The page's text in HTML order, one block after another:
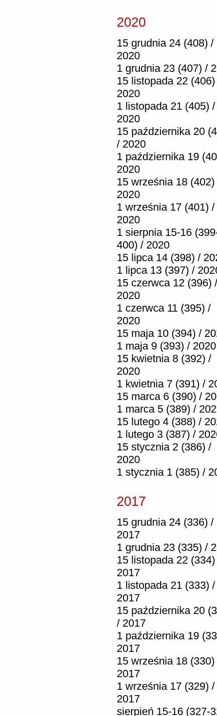
2020
15 grudnia 24 (408) /
2020
1 grudnia 23 (407) /
15 listopada 22
2020
1 listopada 21 (405) /
2020
15 października 20
/ 2020
1 października 19
2020
15 września 18 (402)
2020
1 września 17 (401) /
2020
1 sierpnia 15-16
400) / 2020
15 lipca 14 (398) /
1 lipca 13 (397) /
15 czerwca 12 (396) /
2020
1 czerwca 11 (395) /
2020
15 maja 10 (394) /
1 maja 9 (393) / 2020
15 kwietnia 8 (392) /
2020
1 kwietnia 7 (391) /
15 marca 6 (390) /
1 marca 5 (389) /
15 lutego 4 (388) /
1 lutego 3 (387) /
15 stycznia 2 (386) /
2020
1 stycznia 1 (385) /
2017
15 grudnia 24 (336) /
2017
1 grudnia 23 (335) /
15 listopada 22
2017
1 listopada 21 (333) /
2017
15 października 20
/ 2017
1 października 19
2017
15 września 18 (330)
2017
1 września 17 (329) /
2017
sierpień 15-16 (327-